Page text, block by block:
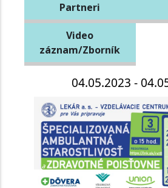
Partneri
Video
záznam/Zborník
04.05.2023 -